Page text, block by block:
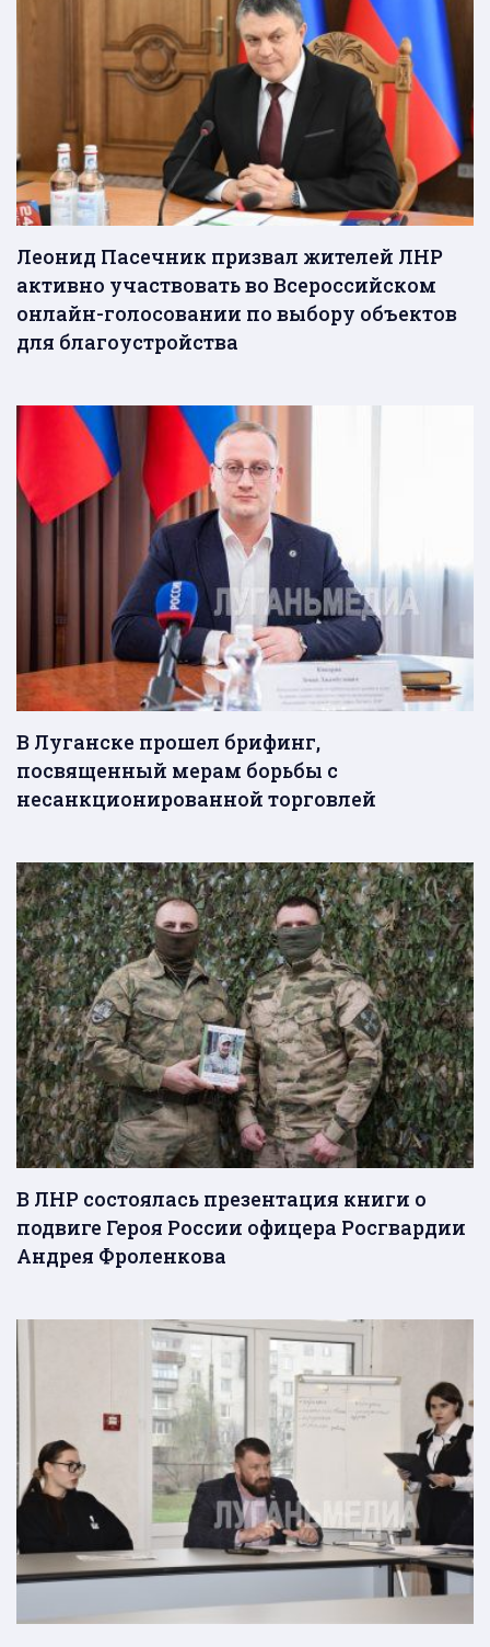
Леонид Пасечник призвал жителей ЛНР
активно участвовать во Всероссийском
онлайн-голосовании по выбору объектов
для благоустройства
В Луганске прошел брифинг,
посвященный мерам борьбы с
несанкционированной торговлей
В ЛНР состоялась презентация книги о
подвиге Героя России офицера Росгвардии
Андрея Фроленкова